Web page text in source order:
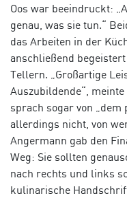
Oos war beeindruckt:
genau, was sie tun.“
das Arbeiten in der
anschließend
Tellern. „Großartige
Auszubildende“,
sprach sogar von
allerdings nicht, von
Angermann gab den
Weg: Sie sollten
nach rechts und links
kulinarische